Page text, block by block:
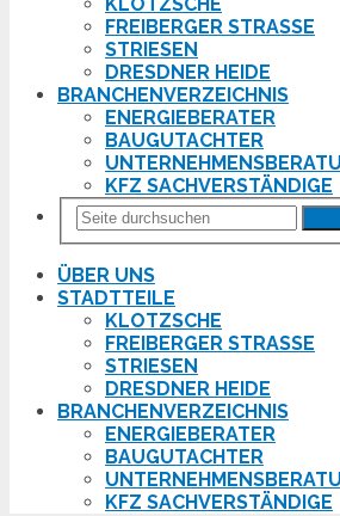
FREIBERGER STRASSE
STRIESEN
DRESDNER HEIDE
BRANCHENVERZEICHNIS
ENERGIEBERATER
BAUGUTACHTER
KFZ SACHVERSTÄNDIGE
ÜBER UNS
STADTTEILE
KLOTZSCHE
FREIBERGER STRASSE
STRIESEN
DRESDNER HEIDE
BRANCHENVERZEICHNIS
ENERGIEBERATER
BAUGUTACHTER
KFZ SACHVERSTÄNDIGE